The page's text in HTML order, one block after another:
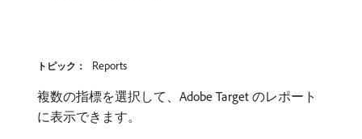
トピック： Reports
複数の指標を選択して、Adobe Target のレポート
に表示できます。